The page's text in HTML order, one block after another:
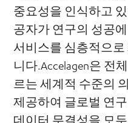
중요성을 인식하고
공자가 연구의 성공
서비스를 심층적으로
니다.Accelagen은 전
르는 세계적 수준의
제공하여 글로벌 연
데이터 무결성을 모